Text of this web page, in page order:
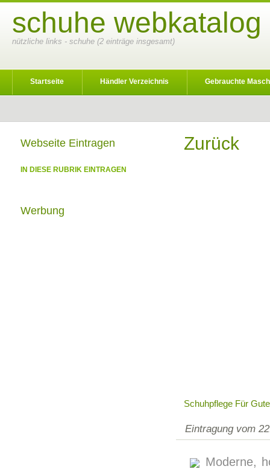
schuhe webkatalog
nützliche links - schuhe (2 einträge insgesamt)
Startseite Händler Verzeichnis Gebrauchte
Zurück
Schuhpflege Für
Eintragung vom
Moderne,
Webseite Eintragen
IN DIESE RUBRIK EINTRAGEN
Werbung